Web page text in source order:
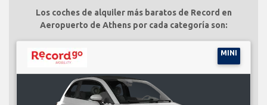
Los coches de alquiler más baratos de Record en
Aeropuerto de Athens por cada categoría son:
MINI